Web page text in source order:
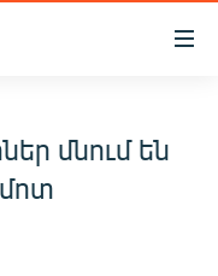
մնում են